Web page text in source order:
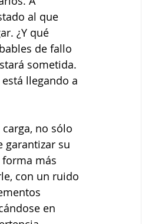
al que
¿Y qué
de fallo
sometida.
llegando a
no sólo
garantizar su
más
con un ruido
en